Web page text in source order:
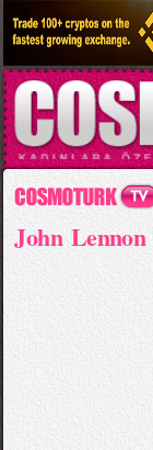
John